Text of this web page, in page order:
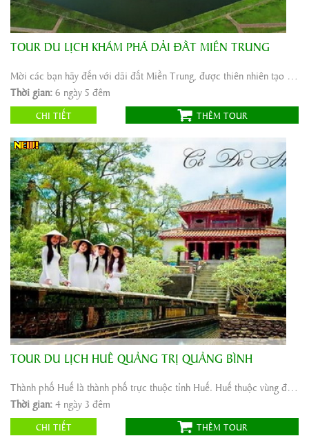
Khởi hành:
Nha Trang, Ninh Thuận
6 ngày 5 đêm
Phương tiện:
ô tô
Giá tour:3.333.000
TOUR DU LỊCH KHÁM PHÁ DẢI ĐẤT MIỀN TRUNG
Mời các bạn hãy đến với dãi đất Miền Trung, được thiên nhiên tạo hóa với bờ biển dài nằm ...
Thời gian:6 ngày 5 đêm
CHI TIẾT THÊM TOUR
Khởi hành:
Nha Trang, Phú Yên, Ninh Thuận
Thời gian:
4 ngày 3 đêm
Phương tiện: ô tô
Giá tour:2.222.000
TOUR DU LỊCH HUẾ QUẢNG TRỊ QUẢNG BÌNH
Thành phố Huế là thành phố trực thuộc tỉnh Huế. Huế thuộc vùng đồng bằng duyên hải miền Trung Việt ...
Thời gian:4 ngày 3 đêm
CHI TIẾT THÊM TOUR